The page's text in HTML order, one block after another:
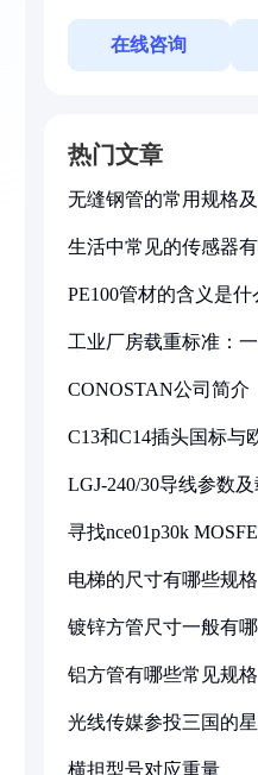
在线咨询
热门文章
无缝钢管的常用规格
生活中常见的传感器
PE100管材的含义是什
工业厂房载重标准：
CONOSTAN公司简介
C13和C14插头国标与
LGJ-240/30导线参数
寻找nce01p30k
电梯的尺寸有哪些规格
镀锌方管尺寸一般有
铝方管有哪些常见规格
光线传媒参投三国的
横担型号对应重量